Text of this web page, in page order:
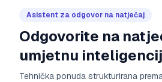
Asistent za odgovor na natječaj
Odgovorite na
umjetnu
Tehnička ponuda strukturirana